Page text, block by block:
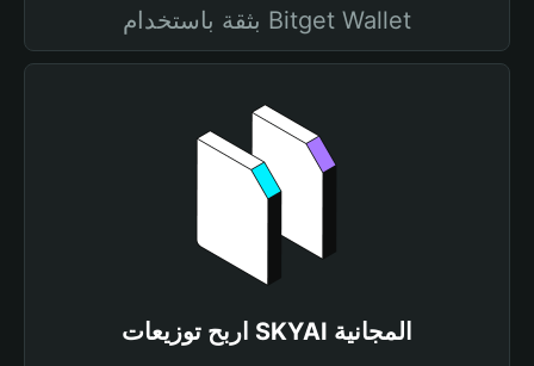
بثقة باستخدام Bitget Wallet
اربح توزيعات SKYAI المجانية